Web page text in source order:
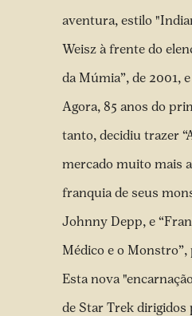
aventura, estilo
Weisz à frente do
da Múmia”, de 2001,
Agora, 85 anos do
tanto, decidiu trazer
mercado muito mais
franquia de seus
Johnny Depp, e
Médico e o Monstro”,
Esta nova
de Star Trek dirigidos